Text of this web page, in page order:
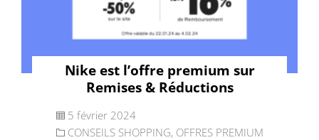
Nike est l’offre premium sur
Remises & Réductions
5 février 2024
CONSEILS SHOPPING, OFFRES PREMIUM